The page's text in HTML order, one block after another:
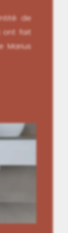
de
ont fait
Marius